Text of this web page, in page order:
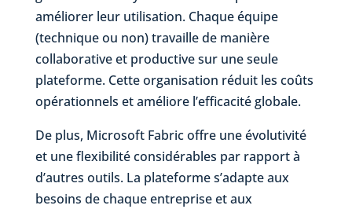
améliorer leur utilisation. Chaque équipe
(technique ou non) travaille de manière
collaborative et productive sur une seule
plateforme. Cette organisation réduit les coûts
opérationnels et améliore l’efficacité globale.
De plus, Microsoft Fabric offre une évolutivité
et une flexibilité considérables par rapport à
d’autres outils. La plateforme s’adapte aux
besoins de chaque entreprise et aux